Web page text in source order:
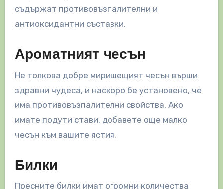
съдържат противовъзпалителни и
антиоксидантни съставки.
Ароматният чесън
Не толкова добре миришещият чесън върши
здравни чудеса, и наскоро бе установено, че
има противовъзпалителни свойства. Ако
имате подути стави, добавете още малко
чесън към вашите ястия.
Билки
Пресните билки имат огромни количества